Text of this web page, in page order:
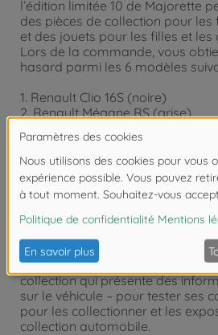
l’édition limitée 10 de Majorette
des pièces de collection pour les
et des jouets pour les filles et les
Lors de la commande, vous
hasard parmi les 6 modèles
1. Renault Clio 16S (noire)
2. Renault Mégane RS (grise)
3. Porsche 911 GT3 Cup (grise)
4. Ford F-150 Raptor (blanche)
5. Nissan GT-R (blanche)
6. Lamborghini Countach LPI
En plus de roues libres, de
ouvrants, chaque voiture se
carrosserie unique au design
modèle de voiture est fourni
collection qui présente des
sur le véhicule – pour tester ses
pour les collectionner et les
collection automobile.